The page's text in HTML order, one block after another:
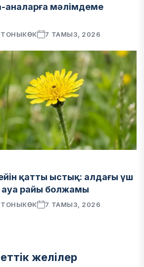
аналарға мәлімдеме
7 ТАМЫЗ, 2026
қатты ыстық: алдағы үш
ауа райы болжамы
7 ТАМЫЗ, 2026
желілер